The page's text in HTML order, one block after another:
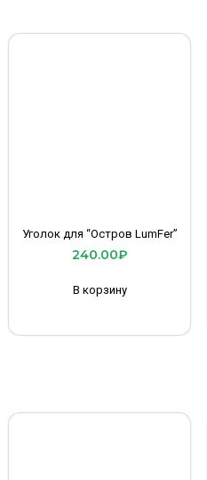
Уголок для “Остров LumFer”
240.00₽
В корзину